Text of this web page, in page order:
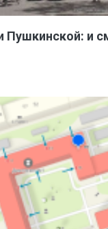
Пушкинской: и